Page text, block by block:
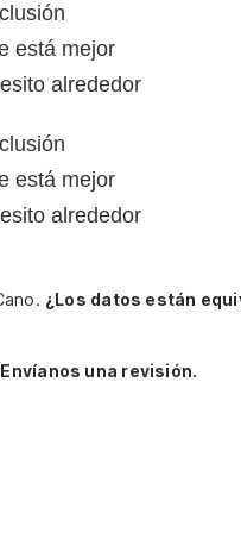
está mejor
alrededor
está mejor
alrededor
¿Los datos están
una revisión.